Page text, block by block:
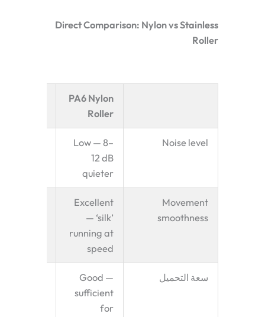
Direct Comparison: Nylon vs Stainless
Roller
PA6 Nylon
Roller
Noise level
Low — 8–
12 dB
quieter
Movement
smoothness
Excellent
— ‘silk’
running at
speed
سعة التحميل
Good —
sufficient
for